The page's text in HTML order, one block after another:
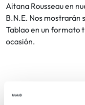
Aitana Rousseau en
B.N.E. Nos mostrarán
Tablao en un formato
ocasión.